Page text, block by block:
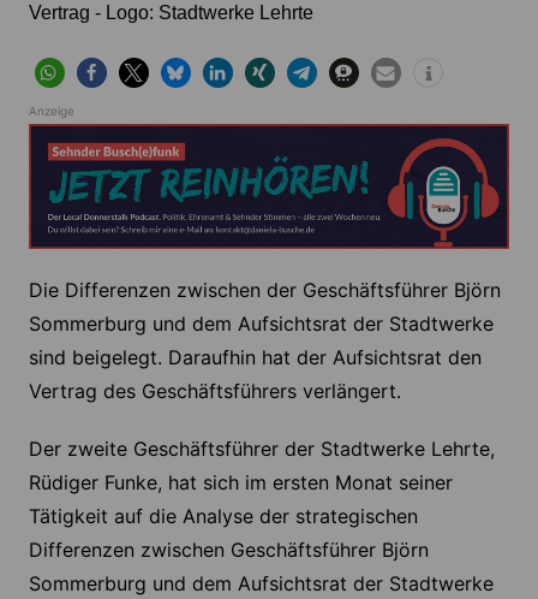
Vertrag - Logo: Stadtwerke Lehrte
Anzeige
Die Differenzen zwischen der Geschäftsführer Björn
Sommerburg und dem Aufsichtsrat der Stadtwerke
sind beigelegt. Daraufhin hat der Aufsichtsrat den
Vertrag des Geschäftsführers verlängert.
Der zweite Geschäftsführer der Stadtwerke Lehrte,
Rüdiger Funke, hat sich im ersten Monat seiner
Tätigkeit auf die Analyse der strategischen
Differenzen zwischen Geschäftsführer Björn
Sommerburg und dem Aufsichtsrat der Stadtwerke